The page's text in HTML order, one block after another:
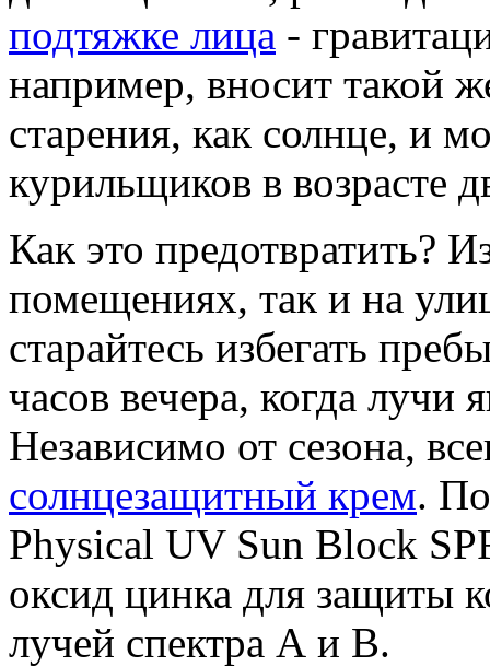
подтяжке лица -
например, вносит такой
старения, как солнце, и
курильщиков в возрасте
Как это предотвратить?
помещениях, так и на
старайтесь избегать
часов вечера, когда
Независимо от сезона,
солнцезащитный крем.
Physical UV Sun Block
оксид цинка для защиты
лучей спектра А и B.